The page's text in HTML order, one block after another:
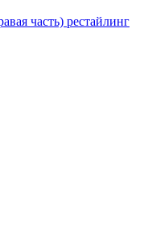
часть) рестайлинг